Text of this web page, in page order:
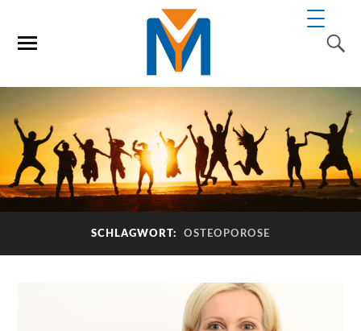
SCHLAGWORT: OSTEOPOROSE